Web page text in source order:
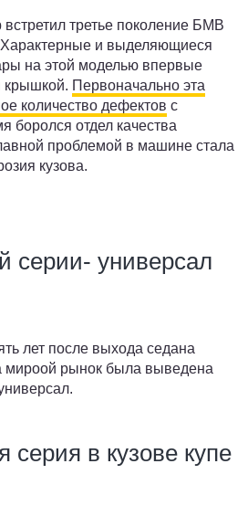
третье поколение БМВ
Характерные и выделяющиеся
на этой моделью впервые
крышкой. Первоначально эта
количество дефектов с
боролся отдел качества
проблемой в машине стала
кузова.
серии- универсал
лет после выхода седана
мироой рынок была выведена
серия в кузове купе